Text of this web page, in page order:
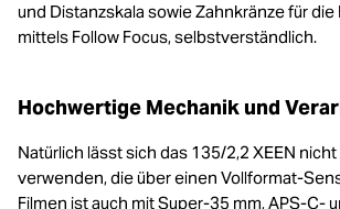
und Distanzskala sowie Zahnkränze für die
mittels Follow Focus, selbstverständlich.
Hochwertige Mechanik und
Natürlich lässt sich das 135/2,2 XEEN
verwenden, die über einen Vollformat-
Filmen ist auch mit Super-35 mm, APS-C-